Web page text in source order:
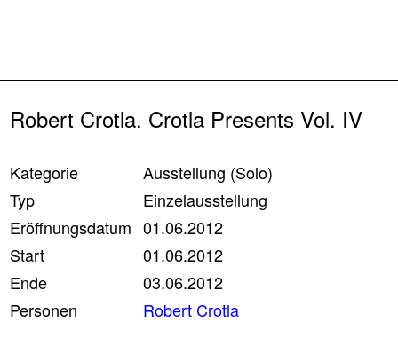
Robert Crotla. Crotla Presents Vol. IV
Kategorie
Ausstellung (Solo)
Typ
Einzelausstellung
Eröffnungsdatum 01.06.2012
Start
01.06.2012
Ende
03.06.2012
Personen
Robert Crotla